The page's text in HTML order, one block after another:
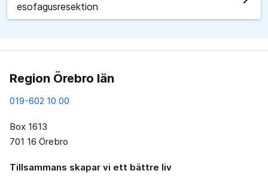
esofagusresektion
Region Örebro län
019-602 10 00
Box 1613
701 16 Örebro
Tillsammans skapar vi ett bättre liv